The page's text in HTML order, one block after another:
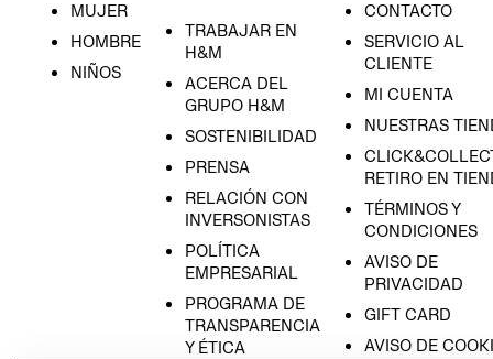
MUJER
HOMBRE
NIÑOS
TRABAJAR EN
H&M
ACERCA DEL
GRUPO H&M
SOSTENIBILIDAD
PRENSA
RELACIÓN CON
INVERSONISTAS
POLÍTICA
EMPRESARIAL
PROGRAMA DE
TRANSPARENCIA
Y ÉTICA
CONTACTO
SERVICIO AL
CLIENTE
MI CUENTA
NUESTRAS
RETIRO EN
TÉRMINOS Y
CONDICIONES
AVISO DE
PRIVACIDAD
GIFT CARD
AVISO DE